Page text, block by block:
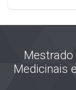
Mestrado
Medicinais